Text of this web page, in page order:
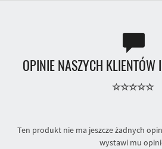
OPINIE NASZYCH KLIENTÓW
Ten produkt nie ma jeszcze żadnych
wystawi mu